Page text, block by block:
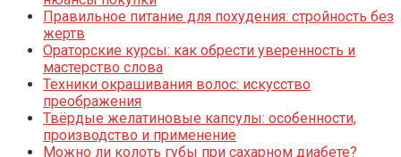
Правильное питание для похудения: стройность без
жертв
Ораторские курсы: как обрести уверенность и
мастерство слова
Техники окрашивания волос: искусство
преображения
Твёрдые желатиновые капсулы: особенности,
производство и применение
Можно ли колоть губы при сахарном диабете?